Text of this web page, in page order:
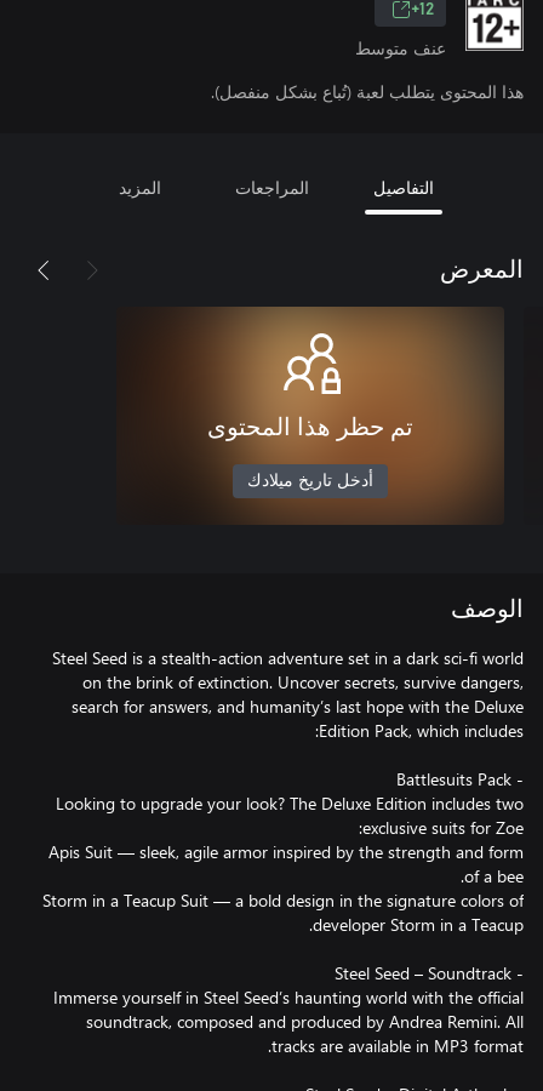
12+
عنف متوسط
هذا المحتوى يتطلب لعبة (تُباع بشكل منفصل).
التفاصيل المراجعات المزيد
المعرض
تم حظر هذا المحتوى
أدخل تاريخ ميلادك
الوصف
Steel Seed is a stealth-action adventure set in a dark sci-fi world
on the brink of extinction. Uncover secrets, survive dangers,
search for answers, and humanity’s last hope with the Deluxe
Looking to upgrade your look? The Deluxe Edition includes two
Apis Suit — sleek, agile armor inspired by the strength and form
Storm in a Teacup Suit — a bold design in the signature colors of
Immerse yourself in Steel Seed’s haunting world with the official
soundtrack, composed and produced by Andrea Remini. All